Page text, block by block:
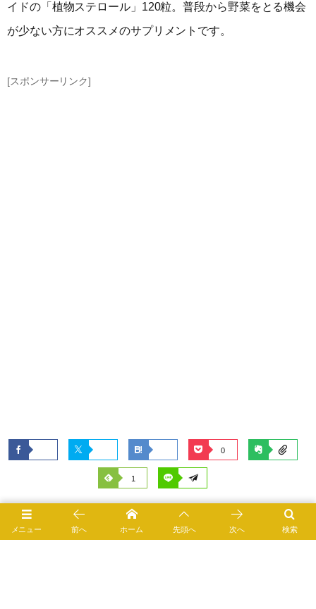
イドの「植物ステロール」120粒。普段から野菜をとる機会
が少ない方にオススメのサプリメントです。
[スポンサーリンク]
0
1
栄養素
メニュー 検索
前へ ホーム 先頭へ 次へ